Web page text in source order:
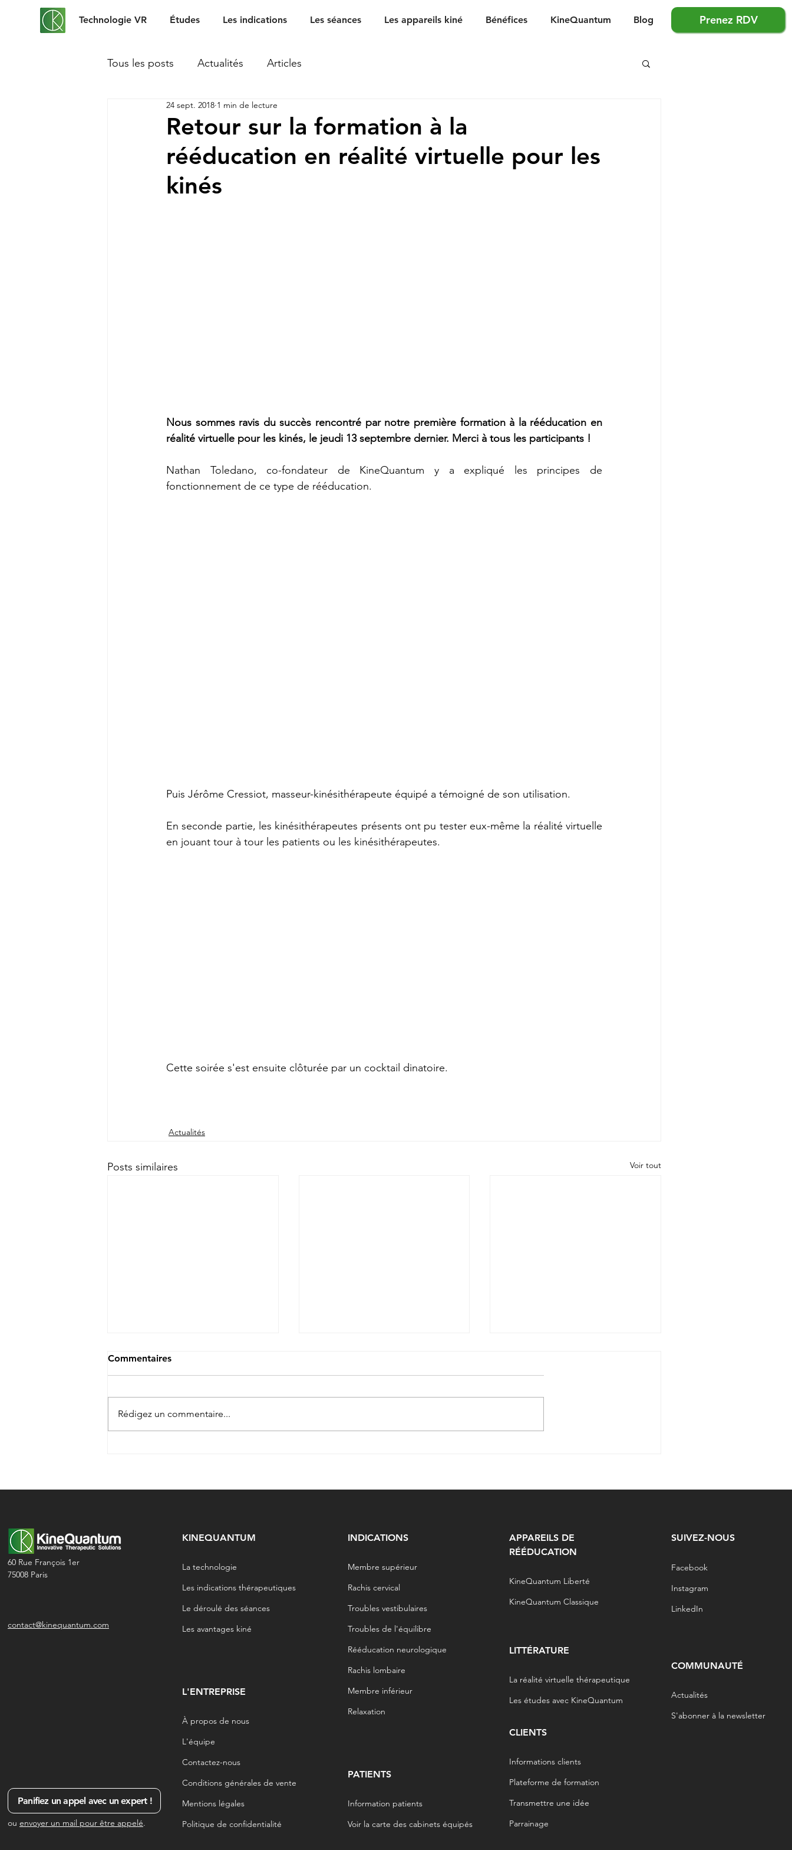
Technologie VR Études Les indications Les séances Les appareils kiné Bénéfices KineQuantum Blog Prenez RDV
Tous les posts Actualités Articles
Retour sur la formation à la
rééducation en réalité virtuelle pour les
kinés
24 sept. 2018 1 min de lecture
Nous sommes ravis du succès rencontré par notre première formation à la rééducation en
réalité virtuelle pour les kinés, le jeudi 13 septembre dernier. Merci à tous les participants !
Nathan Toledano, co-fondateur de KineQuantum y a expliqué les principes de
fonctionnement de ce type de rééducation.
Puis Jérôme Cressiot, masseur-kinésithérapeute équipé a témoigné de son utilisation.
En seconde partie, les kinésithérapeutes présents ont pu tester eux-même la réalité virtuelle
en jouant tour à tour les patients ou les kinésithérapeutes.
Cette soirée s'est ensuite clôturée par un cocktail dinatoire.
Actualités
Posts similaires Voir tout
tomber des personnes âgées
Commentaires
Rédigez un commentaire...
60 Rue François 1er
75008 Paris
contact@kinequantum.com
KINEQUANTUM
La technologie
Les indications thérapeutiques
Le déroulé des séances
Les avantages kiné
Panifiez un appel avec un expert !
ou envoyer un mail pour être appelé.
L'ENTREPRISE
À propos de nous
L'équipe
Contactez-nous
Conditions générales de vente
Mentions légales
Politique de confidentialité
APPAREILS DE
RÉÉDUCATION
KineQuantum Liberté
KineQuantum Classique
SUIVEZ-NOUS
Facebook
Instagram
LinkedIn
LITTÉRATURE
La réalité virtuelle thérapeutique
Les études avec KineQuantum
PATIENTS
Information patients
Voir la carte des cabinets équipés
CLIENTS
Informations clients
Plateforme de formation
Transmettre une idée
Parrainage
COMMUNAUTÉ
Actualités
S'abonner à la newsletter
INDICATIONS
Membre supérieur
Rachis cervical
Troubles vestibulaires
Troubles de l'équilibre
Rééducation neurologique
Rachis lombaire
Membre inférieur
Relaxation